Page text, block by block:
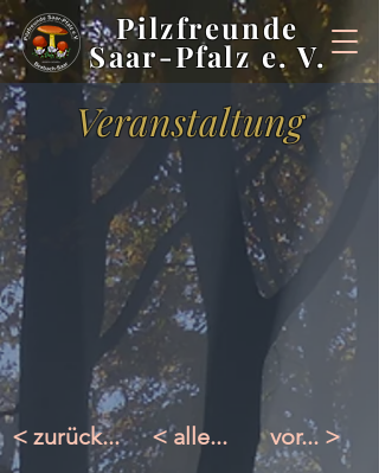
Pilzfreunde
Saar-Pfalz e. V.
Veranstaltung
< zurück... < alle... vor... >